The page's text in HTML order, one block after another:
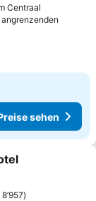
Centraal
angrenzenden
sehen
8’957